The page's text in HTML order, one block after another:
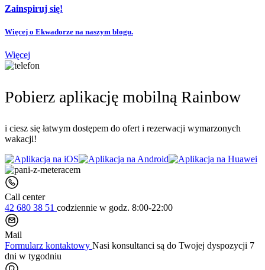
Zainspiruj się!
Więcej o Ekwadorze na naszym blogu.
Więcej
Pobierz aplikację mobilną Rainbow
i ciesz się łatwym dostępem do ofert i rezerwacji wymarzonych
wakacji!
Call center
42 680 38 51 codziennie w godz. 8:00-22:00
Mail
Formularz kontaktowy Nasi konsultanci są do Twojej dyspozycji 7
dni w tygodniu